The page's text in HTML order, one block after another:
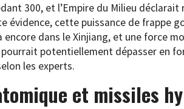
300, et l’Empire du Milieu
évidence, cette puissance de frappe
dans le Xinjiang, et une force
potentiellement dépasser en
les experts.
et missiles